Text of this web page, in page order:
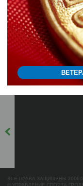
ВСЕ ПРАВА ЗАЩИЩЕНЫ 2006-
© УПРАВЛЕНИЕ СПОРТА